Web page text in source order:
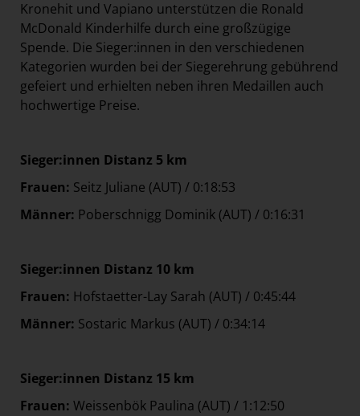
Kronehit und Vapiano unterstützen die Ronald
McDonald Kinderhilfe durch eine großzügige
Spende. Die Sieger:innen in den verschiedenen
Kategorien wurden bei der Siegerehrung gebührend
gefeiert und erhielten neben ihren Medaillen auch
hochwertige Preise.
Sieger:innen Distanz 5 km
Frauen: Seitz Juliane (AUT) / 0:18:53
Männer: Poberschnigg Dominik (AUT) / 0:16:31
Sieger:innen Distanz 10 km
Frauen: Hofstaetter-Lay Sarah (AUT) / 0:45:44
Männer: Sostaric Markus (AUT) / 0:34:14
Sieger:innen Distanz 15 km
Frauen: Weissenbök Paulina (AUT) / 1:12:50